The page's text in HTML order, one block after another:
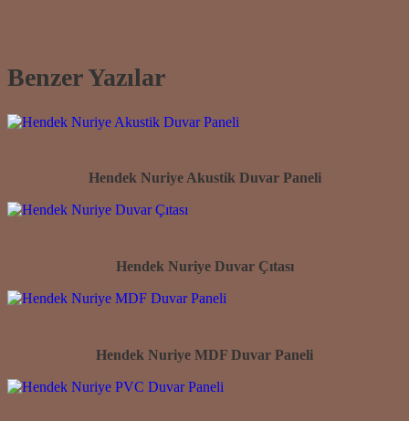
Benzer Yazılar
Hendek Nuriye Akustik Duvar Paneli
Hendek Nuriye Duvar Çıtası
Hendek Nuriye MDF Duvar Paneli